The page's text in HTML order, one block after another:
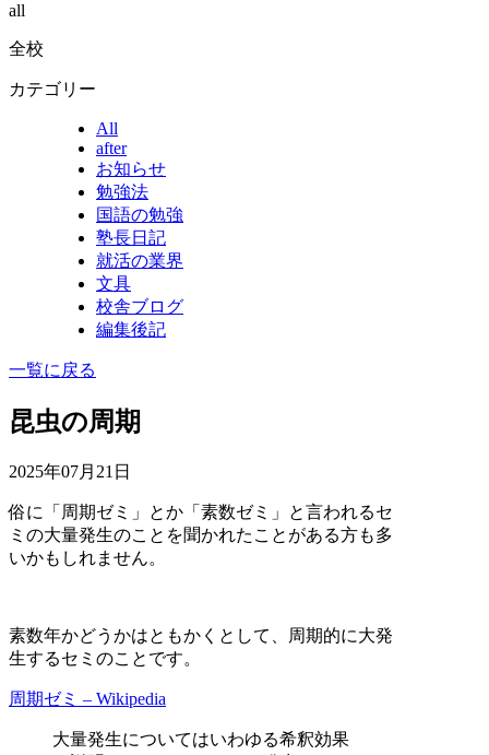
all
全校
カテゴリー
All
after
お知らせ
勉強法
国語の勉強
塾長日記
就活の業界
文具
校舎ブログ
編集後記
一覧に戻る
昆虫の周期
2025年07月21日
俗に「周期ゼミ」とか「素数ゼミ」と言われるセ
ミの大量発生のことを聞かれたことがある方も多
いかもしれません。
素数年かどうかはともかくとして、周期的に大発
生するセミのことです。
周期ゼミ – Wikipedia
大量発生についてはいわゆる希釈効果